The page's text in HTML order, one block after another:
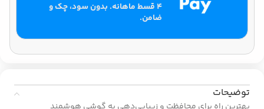
۴ قسط ماهانه. بدون سود، چک و
ضامن.
توضیحات